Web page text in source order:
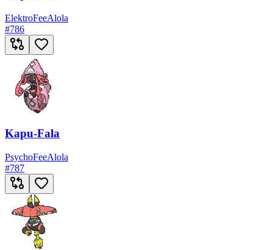
ElektroFeeAlola
#786
Kapu-Fala
PsychoFeeAlola
#787